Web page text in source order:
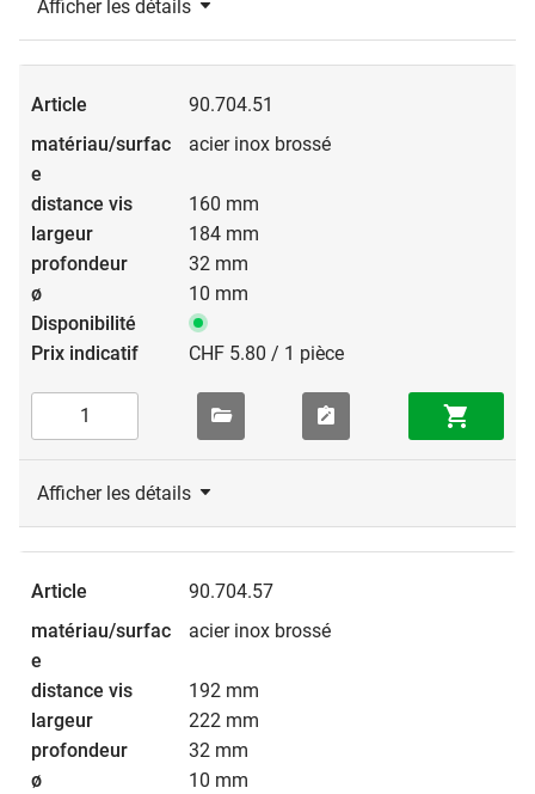
Afficher les détails
90.704.51
acier inox brossé
160 mm
184 mm
32 mm
10 mm
CHF 5.80 / 1 pièce
Afficher les détails
90.704.57
acier inox brossé
192 mm
222 mm
32 mm
10 mm